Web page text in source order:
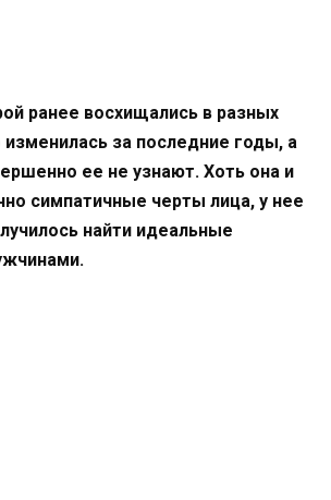
ранее восхищались в разных
изменилась за последние годы, а
ее не узнают. Хоть она и
симпатичные черты лица, у нее
найти идеальные